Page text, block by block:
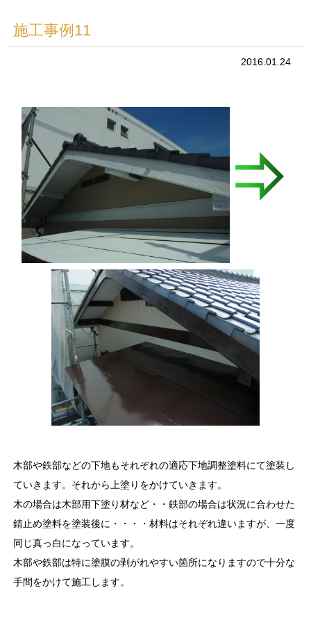
施工事例11
2016.01.24
木部や鉄部などの下地もそれぞれの適応下地調整塗料にて塗装し
ていきます。それから上塗りをかけていきます。
木の場合は木部用下塗り材など・・鉄部の場合は状況に合わせた
錆止め塗料を塗装後に・・・・材料はそれぞれ違いますが、一度
同じ真っ白になっています。
木部や鉄部は特に塗膜の剥がれやすい箇所になりますので十分な
手間をかけて施工します。